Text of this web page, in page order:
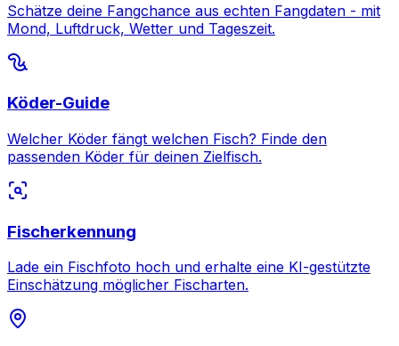
Schätze deine Fangchance aus echten Fangdaten - mit
Mond, Luftdruck, Wetter und Tageszeit.
Köder-Guide
Welcher Köder fängt welchen Fisch? Finde den
passenden Köder für deinen Zielfisch.
Fischerkennung
Lade ein Fischfoto hoch und erhalte eine KI-gestützte
Einschätzung möglicher Fischarten.